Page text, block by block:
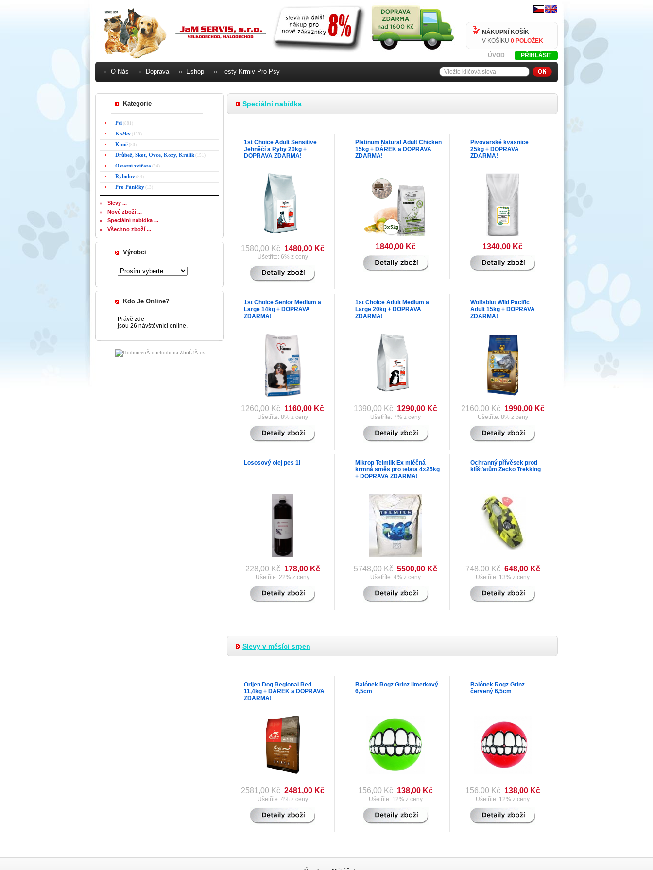
NÁKUPNÍ KOŠÍK
V KOŠÍKU 0 POLOŽEK
PŘIHLÁSIT
ÚVOD
O Nás Doprava Eshop Testy Krmiv Pro Psy
Kategorie
Psi (881)
Kočky (139)
Koně (50)
Drůbež, Skot, Ovce, Kozy, Králík (151)
Ostatní zvířata (94)
Rybolov (54)
Pro Páníčky (13)
Slevy ...
Nové zboží ...
Speciální nabídka ...
Všechno zboží ...
Výrobci
Kdo Je Online?
Právě zde
jsou 26 návštěvníci online.
Speciální nabídka
1st Choice Adult Sensitive
Jehněčí a Ryby 20kg +
DOPRAVA ZDARMA!
1580,00 Kč 1480,00 Kč
Ušetříte: 6% z ceny
Platinum Natural Adult Chicken
15kg + DÁREK a DOPRAVA
ZDARMA!
1840,00 Kč
Pivovarské kvasnice
25kg + DOPRAVA
ZDARMA!
1340,00 Kč
1st Choice Senior Medium a
Large 14kg + DOPRAVA
ZDARMA!
1260,00 Kč 1160,00 Kč
Ušetříte: 8% z ceny
1st Choice Adult Medium a
Large 20kg + DOPRAVA
ZDARMA!
1390,00 Kč 1290,00 Kč
Ušetříte: 7% z ceny
Wolfsblut Wild Pacific
Adult 15kg + DOPRAVA
ZDARMA!
2160,00 Kč 1990,00 Kč
Ušetříte: 8% z ceny
Lososový olej pes 1l
228,00 Kč 178,00 Kč
Ušetříte: 22% z ceny
Mikrop Telmilk Ex mléčná
krmná směs pro telata 4x25kg
+ DOPRAVA ZDARMA!
5748,00 Kč 5500,00 Kč
Ušetříte: 4% z ceny
Ochranný přívěsek proti
klíšťatům Zecko Trekking
748,00 Kč 648,00 Kč
Ušetříte: 13% z ceny
Slevy v měsíci srpen
Orijen Dog Regional Red
11,4kg + DÁREK a DOPRAVA
ZDARMA!
2581,00 Kč 2481,00 Kč
Ušetříte: 4% z ceny
Balónek Rogz Grinz limetkový
6,5cm
156,00 Kč 138,00 Kč
Ušetříte: 12% z ceny
Balónek Rogz Grinz
červený 6,5cm
156,00 Kč 138,00 Kč
Ušetříte: 12% z ceny